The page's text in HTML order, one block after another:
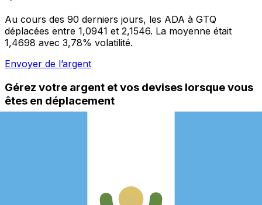
Au cours des 90 derniers jours, les ADA à GTQ
déplacées entre 1,0941 et 2,1546. La moyenne était
1,4698 avec 3,78% volatilité.
Envoyer de l’argent
Gérez votre argent et vos devises lorsque vous
êtes en déplacement